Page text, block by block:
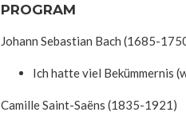
PROGRAM
Johann Sebastian Bach (1685-
Ich hatte viel Bekümmernis
Camille Saint-Saëns (1835-1921)